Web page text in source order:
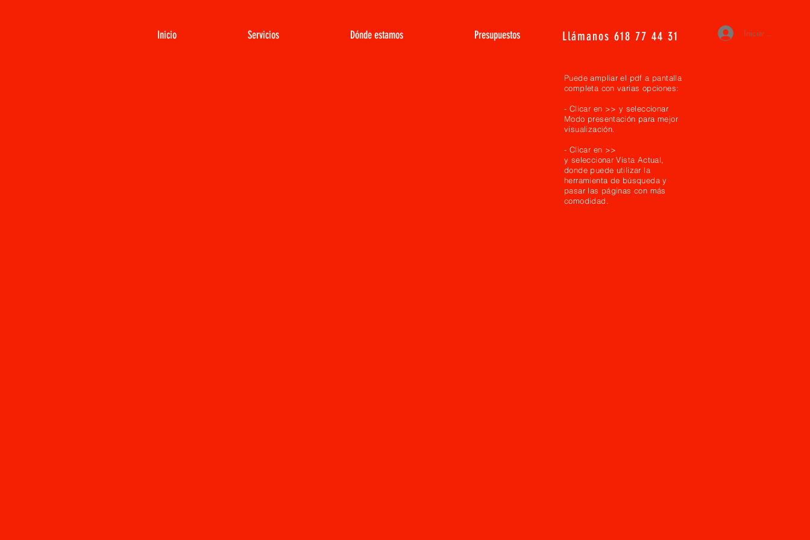
Inicio Servicios Dónde estamos Presupuestos Llámanos 618 77 44 31 Iniciar sesión
Puede ampliar el pdf a pantalla
completa con varias opciones:
- Clicar en >> y seleccionar
Modo presentación para mejor
visualización.
- Clicar en >>
y seleccionar Vista Actual,
donde puede utilizar la
herramienta de búsqueda y
pasar las páginas con más
comodidad.